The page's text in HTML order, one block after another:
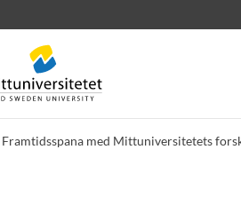
Framtidsspana med Mittuniversitetets